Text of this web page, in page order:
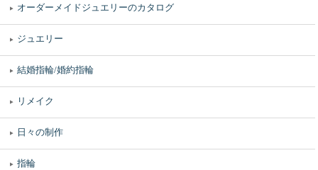
オーダーメイドジュエリーのカタログ
ジュエリー
結婚指輪/婚約指輪
リメイク
日々の制作
指輪